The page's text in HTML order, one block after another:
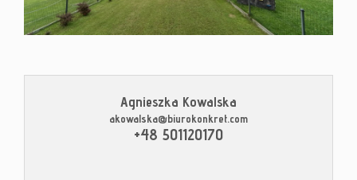
Agnieszka Kowalska
akowalska@biurokonkret.com
+48 501120170